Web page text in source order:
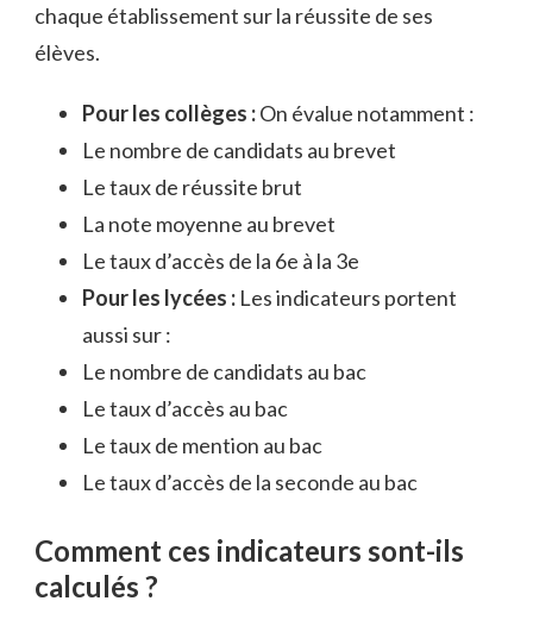
chaque établissement sur la réussite de ses
élèves.
Pour les collèges :On évalue notamment :
Le nombre de candidats au brevet
Le taux de réussite brut
La note moyenne au brevet
Le taux d’accès de la 6e à la 3e
Pour les lycées : Les indicateurs portent
aussi sur :
Le nombre de candidats au bac
Le taux d’accès au bac
Le taux de mention au bac
Le taux d’accès de la seconde au bac
Comment ces indicateurs sont-ils
calculés ?